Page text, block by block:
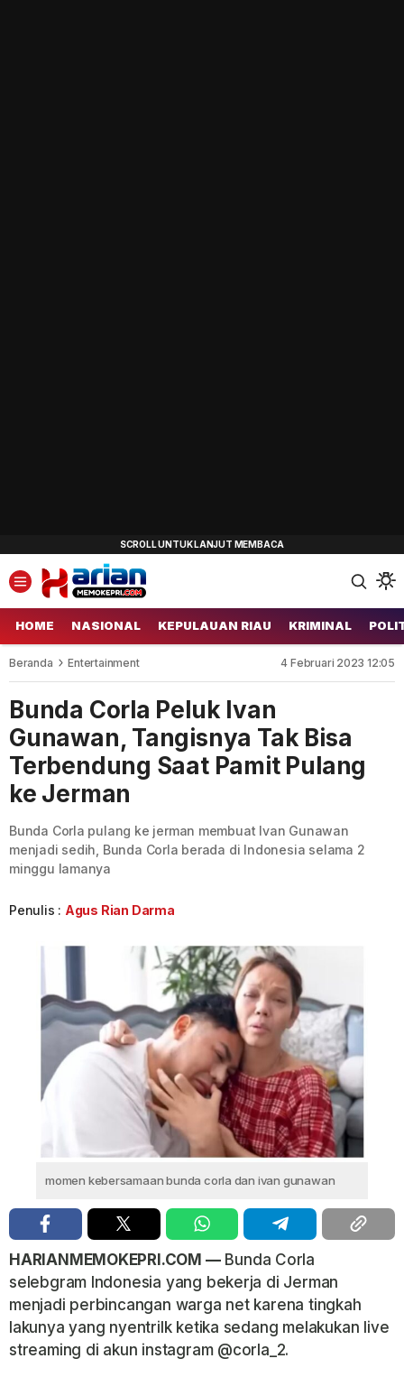
HOME NASIONAL KEPULAUAN RIAU KRIMINAL
Beranda Entertainment 4 Februari 2023 12:05
Bunda Corla Peluk Ivan
Gunawan, Tangisnya Tak Bisa
Terbendung Saat Pamit Pulang
ke Jerman
Bunda Corla pulang ke jerman membuat Ivan Gunawan
menjadi sedih, Bunda Corla berada di Indonesia selama 2
minggu lamanya
Penulis : Agus Rian Darma
momen kebersamaan bunda corla dan ivan gunawan
HARIANMEMOKEPRI.COM —Bunda Corla
selebgram Indonesia yang bekerja di Jerman
menjadi perbincangan warga net karena tingkah
lakunya yang nyentrilk ketika sedang melakukan live
streaming di akun instagram @corla_2.